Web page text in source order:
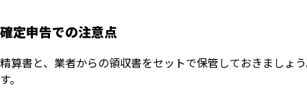
確定申告での注意点
精算書と、業者からの領収書をセットで保管しておきましょ
す。